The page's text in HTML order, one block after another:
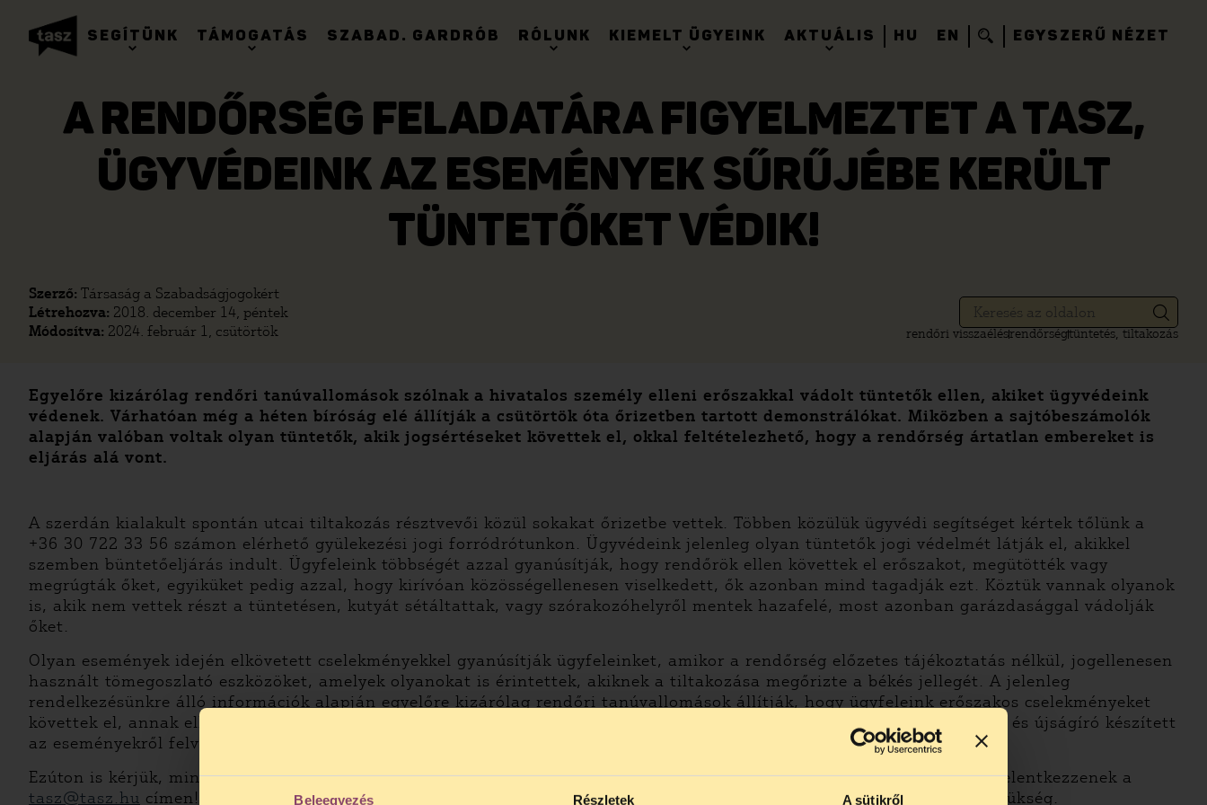
Beleegyezés Részletek A sütikről
SEGÍTÜNK TÁMOGATÁS SZABAD. GARDRÓB RÓLUNK KIEMELT ÜGYEINK AKTUÁLIS HU EN EGYSZERŰ NÉZET
A RENDŐRSÉG FELADATÁRA FIGYELMEZTET A TASZ,
ÜGYVÉDEINK AZ ESEMÉNYEK SŰRŰJÉBE KERÜLT
TÜNTETŐKET VÉDIK!
Szerző: Társaság a Szabadságjogokért
Létrehozva: 2018. december 14, péntek
Módosítva: 2024. február 1, csütörtök rendőri visszaélésrendőrségtüntetés, tiltakozás
Egyelőre kizárólag rendőri tanúvallomások szólnak a hivatalos személy elleni erőszakkal vádolt tüntetők ellen, akiket ügyvédeink
védenek. Várhatóan még a héten bíróság elé állítják a csütörtök óta őrizetben tartott demonstrálókat. Miközben a sajtóbeszámolók
alapján valóban voltak olyan tüntetők, akik jogsértéseket követtek el, okkal feltételezhető, hogy a rendőrség ártatlan embereket is
eljárás alá vont.
A szerdán kialakult spontán utcai tiltakozás résztvevői közül sokakat őrizetbe vettek. Többen közülük ügyvédi segítséget kértek tőlünk a
+36 30 722 33 56 számon elérhető gyülekezési jogi forródrótunkon. Ügyvédeink jelenleg olyan tüntetők jogi védelmét látják el, akikkel
szemben büntetőeljárás indult. Ügyfeleink többségét azzal gyanúsítják, hogy rendőrök ellen követtek el erőszakot, megütötték vagy
megrúgták őket, egyiküket pedig azzal, hogy kirívóan közösségellenesen viselkedett, ők azonban mind tagadják ezt. Köztük vannak olyanok
is, akik nem vettek részt a tüntetésen, kutyát sétáltattak, vagy szórakozóhelyről mentek hazafelé, most azonban garázdasággal vádolják
őket.
Olyan események idején elkövetett cselekményekkel gyanúsítják ügyfeleinket, amikor a rendőrség előzetes tájékoztatás nélkül, jogellenesen
használt tömegoszlató eszközöket, amelyek olyanokat is érintettek, akiknek a tiltakozása megőrizte a békés jellegét. A jelenleg
rendelkezésünkre álló információk alapján egyelőre kizárólag rendőri tanúvallomások állítják, hogy ügyfeleink erőszakos cselekményeket
követtek el, annak ellenére, hogy a kérdéses tüntetés különösen jól dokumentált, a rendőrségen kívül számos résztvevő és újságíró készített
az eseményekről felvételt.
Ezúton is kérjük, mindazok, akik szemtanúi voltak előállításoknak, illetve videó felvételük van ilyen eseményről, hogy jelentkezzenek a
tasz@tasz.hu címen! Különösen a december 12. éjjel 23:20 körüli “szánkóoltás” során keletkezett bizonyítékokra van szükség.